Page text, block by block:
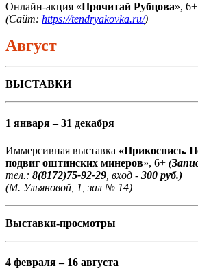
Онлайн-акция «Прочитай Рубцова», 6+
(Сайт: https://tendryakovka.ru/)
Август
ВЫСТАВКИ
1 января – 31 декабря
Иммерсивная выставка «Прикоснись.
подвиг оштинских минеров», 6+ (
тел.: 8(8172)75-92-29 , вход - 300 руб.)
(М. Ульяновой, 1, зал № 14)
Выставки-просмотры
4 февраля – 16 августа